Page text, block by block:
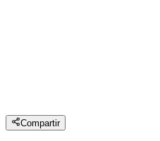
Compartir